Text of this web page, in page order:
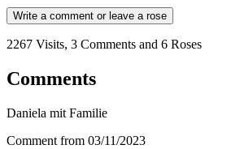
Write a comment or leave a rose
2267 Visits, 3 Comments and 6 Roses
Comments
Daniela mit Familie
Comment from 03/11/2023